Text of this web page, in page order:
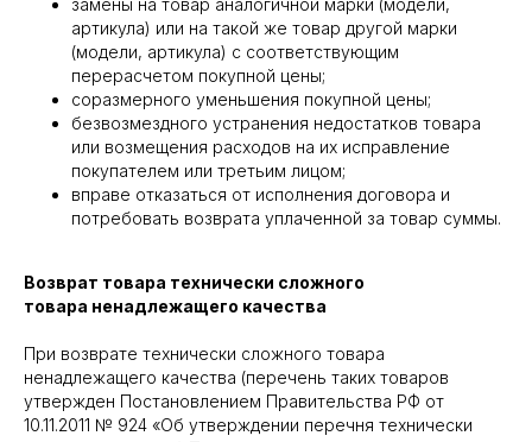
замены на товар аналогичной марки (модели,
артикула) или на такой же товар другой марки
(модели, артикула) с соответствующим
перерасчетом покупной цены;
соразмерного уменьшения покупной цены;
безвозмездного устранения недостатков товара
или возмещения расходов на их исправление
покупателем или третьим лицом;
вправе отказаться от исполнения договора и
потребовать возврата уплаченной за товар суммы.
Возврат товара технически сложного
товара ненадлежащего качества
При возврате технически сложного товара
ненадлежащего качества (перечень таких товаров
утвержден Постановлением Правительства РФ от
10.11.2011 № 924 «Об утверждении перечня технически